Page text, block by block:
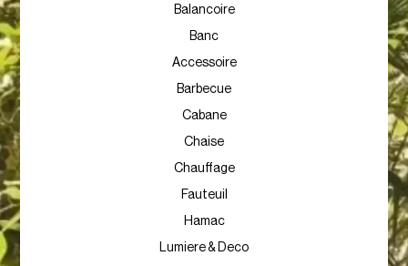
Balancoire
Banc
Accessoire
Barbecue
Cabane
Chaise
Chauffage
Fauteuil
Hamac
Lumiere & Deco